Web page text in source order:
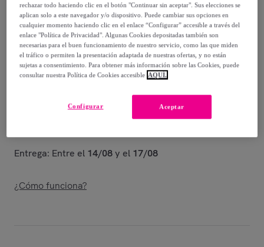
Guía de tallas
Vendido porMount Legend
Entrega: Entre el 14/08y el 17/08
¿Cómo funciona?
rechazar todo haciendo clic en el botón "Continuar sin aceptar". Sus elecciones se
aplican solo a este navegador y/o dispositivo. Puede cambiar sus opciones en
cualquier momento haciendo clic en el enlace “Configurar” accesible a través del
enlace "Política de Privacidad". Algunas Cookies depositadas también son
necesarias para el buen funcionamiento de nuestro servicio, como las que miden
el tráfico o permiten la presentación adaptada de nuestras ofertas, y no están
sujetas a consentimiento. Para obtener más información sobre las Cookies, puede
consultar nuestra Política de Cookies accesible AQUÍ.
Aceptar
Configurar